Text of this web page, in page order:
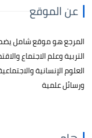
عن الموقع
المرجع هو موقع شامل
التربية وعلم الاجتماع
العلوم الإنسانية
ورسائل علمية